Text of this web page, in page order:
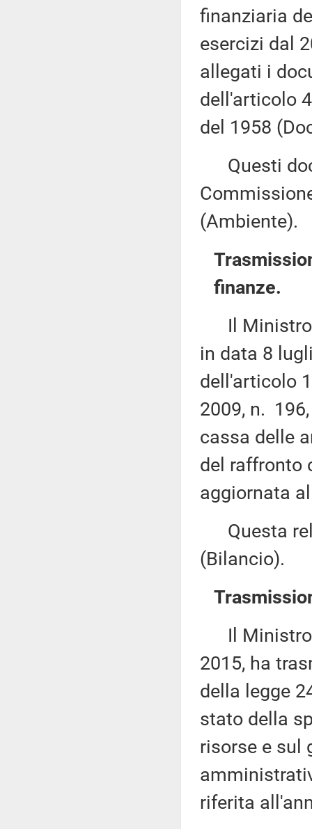
finanziaria
esercizi dal
allegati i
dell'articolo
del 1958
Questi
(Ambiente).
finanze.
Il Ministro
in data 8
dell'articolo
2009, n.
cassa delle
del raffronto
aggiornata
Questa
(Bilancio).
Il Ministro
2015, ha
della legge
stato della
risorse e sul
riferita